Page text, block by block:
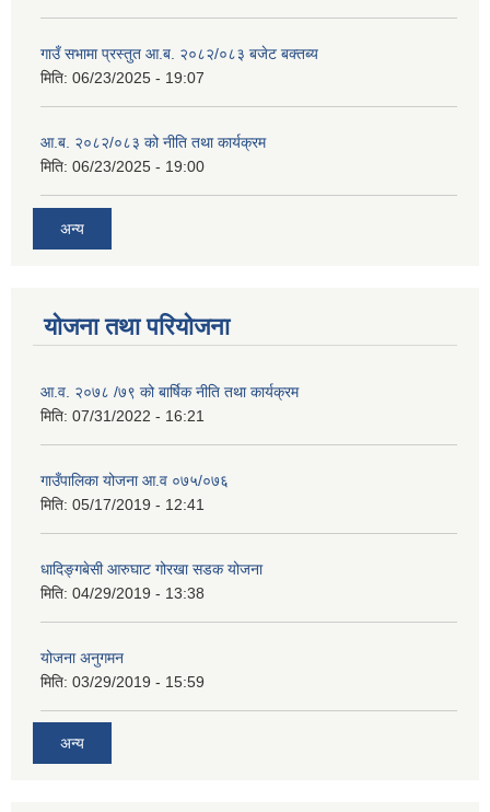
गाउँ सभामा प्रस्तुत आ.ब. २०८२/०८३ बजेट बक्तब्य
मिति: 06/23/2025 - 19:07
आ.ब. २०८२/०८३ को नीति तथा कार्यक्रम
मिति: 06/23/2025 - 19:00
अन्य
योजना तथा परियोजना
आ.व. २०७८ /७९ को बार्षिक नीति तथा कार्यक्रम
मिति: 07/31/2022 - 16:21
गाउँपालिका योजना आ.व ०७५/०७६
मिति: 05/17/2019 - 12:41
धादिङ्गबेसी आरुघाट गोरखा सडक योजना
मिति: 04/29/2019 - 13:38
योजना अनुगमन
मिति: 03/29/2019 - 15:59
अन्य